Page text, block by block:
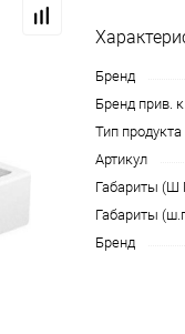
Бренд
Бренд прив.
Тип продукта
Артикул
Габариты (Ш
Габариты
Бренд